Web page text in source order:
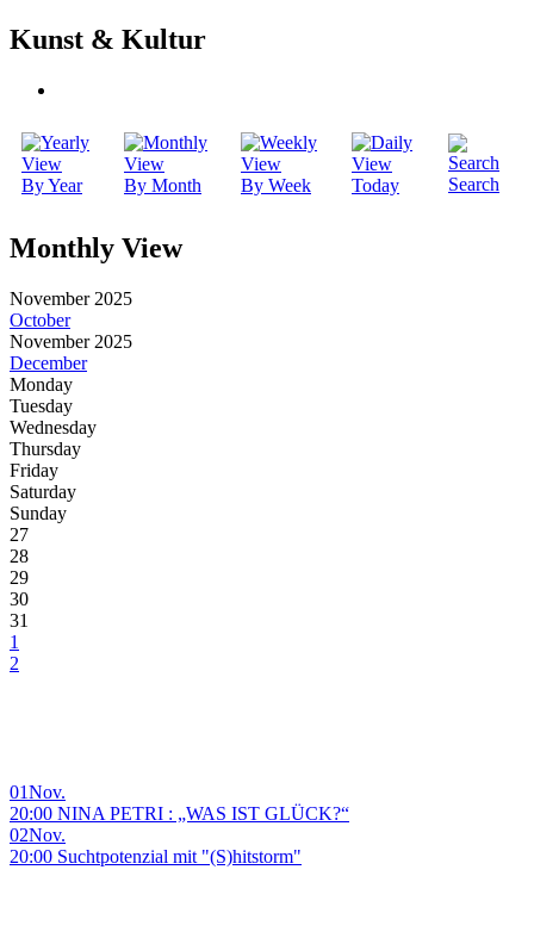
Kunst & Kultur
By Year By Month By Week Today Search
Monthly View
November 2025
October
November 2025
December
Monday
Tuesday
Wednesday
Thursday
Friday
Saturday
Sunday
27
28
29
30
31
1
2
01Nov.
20:00 NINA PETRI : „WAS IST GLÜCK?“
02Nov.
20:00 Suchtpotenzial mit "(S)hitstorm"